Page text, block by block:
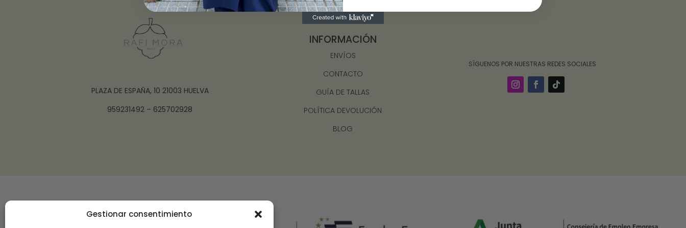
Gestionar consentimiento
PLAZA DE ESPAÑA, 10 21003 HUELVA
959231492 – 625702928
INFORMACIÓN
ENVÍOS
CONTACTO
GUÍA DE TALLAS
POLÍTICA DEVOLUCIÓN
BLOG
‎ ‎ ‎ ‎ ‎ ‎‎ ‎ SÍGUENOS POR NUESTRAS REDES SOCIALES